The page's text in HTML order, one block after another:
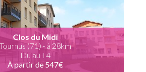
Clos du Midi
Tournus (71) - à 28km
Du au T4
À partir de 547€